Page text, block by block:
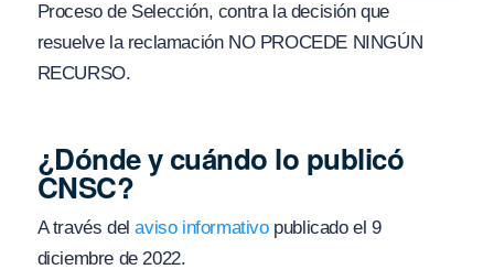
Proceso de Selección, contra la decisión que
resuelve la reclamación NO PROCEDE NINGÚN
RECURSO.
¿Dónde y cuándo lo publicó
CNSC?
A través delaviso informativopublicado el 9
diciembre de 2022.